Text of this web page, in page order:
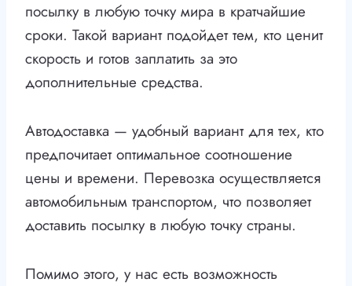
посылку в любую точку мира в кратчайшие
сроки. Такой вариант подойдет тем, кто ценит
скорость и готов заплатить за это
дополнительные средства.
Автодоставка — удобный вариант для тех, кто
предпочитает оптимальное соотношение
цены и времени. Перевозка осуществляется
автомобильным транспортом, что позволяет
доставить посылку в любую точку страны.
Помимо этого, у нас есть возможность